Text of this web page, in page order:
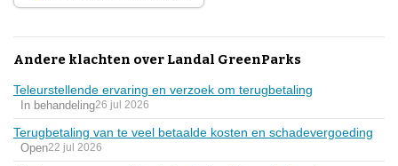
Andere klachten over Landal GreenParks
Teleurstellende ervaring en verzoek om terugbetaling
In behandeling26 jul 2026
Terugbetaling van te veel betaalde kosten en schadevergoeding
Open22 jul 2026